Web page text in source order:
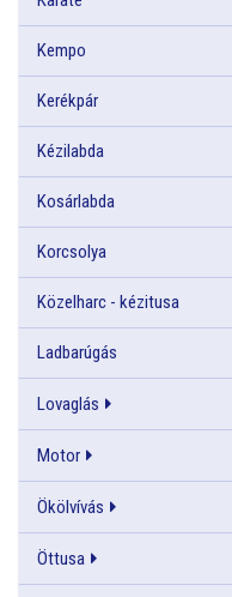
Kempo
Kerékpár
Kézilabda
Kosárlabda
Korcsolya
Közelharc - kézitusa
Ladbarúgás
Lovaglás
Motor
Ökölvívás
Öttusa